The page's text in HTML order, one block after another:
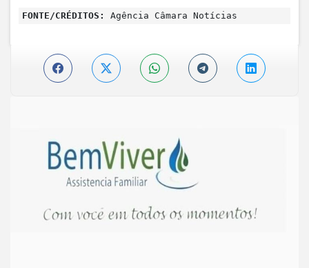
FONTE/CRÉDITOS: Agência Câmara Notícias